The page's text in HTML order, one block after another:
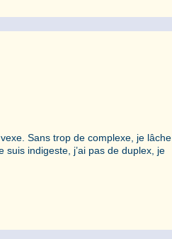
Sans trop de complexe, je lâche
indigeste, j’ai pas de duplex, je